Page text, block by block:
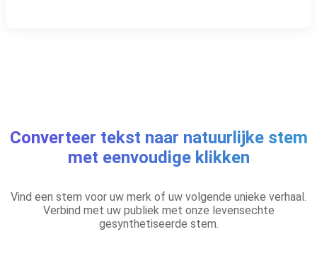
Converteer tekst naar natuurlijke stem
met eenvoudige klikken
Vind een stem voor uw merk of uw volgende unieke verhaal.
Verbind met uw publiek met onze levensechte
gesynthetiseerde stem.